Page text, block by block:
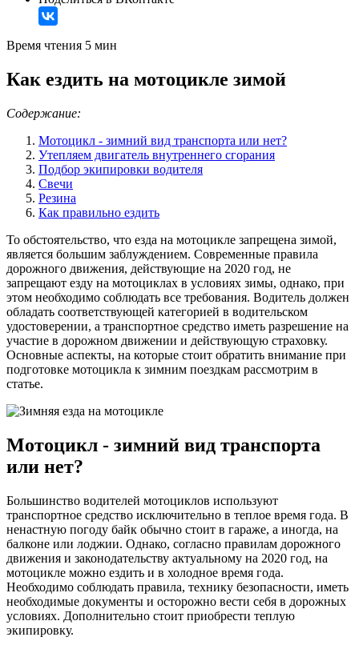
Время чтения 5 мин
Как ездить на мотоцикле зимой
Содержание:
Мотоцикл - зимний вид транспорта или нет?
Утепляем двигатель внутреннего сгорания
Подбор экипировки водителя
Свечи
Резина
Как правильно ездить
То обстоятельство, что езда на мотоцикле запрещена зимой,
является большим заблуждением. Современные правила
дорожного движения, действующие на 2020 год, не
запрещают езду на мотоциклах в условиях зимы, однако, при
этом необходимо соблюдать все требования. Водитель должен
обладать соответствующей категорией в водительском
удостоверении, а транспортное средство иметь разрешение на
участие в дорожном движении и действующую страховку.
Основные аспекты, на которые стоит обратить внимание при
подготовке мотоцикла к зимним поездкам рассмотрим в
статье.
Мотоцикл - зимний вид транспорта
или нет?
Большинство водителей мотоциклов используют
транспортное средство исключительно в теплое время года. В
ненастную погоду байк обычно стоит в гараже, а иногда, на
балконе или лоджии. Однако, согласно правилам дорожного
движения и законодательству актуальному на 2020 год, на
мотоцикле можно ездить и в холодное время года.
Необходимо соблюдать правила, технику безопасности, иметь
необходимые документы и осторожно вести себя в дорожных
условиях. Дополнительно стоит приобрести теплую
экипировку.